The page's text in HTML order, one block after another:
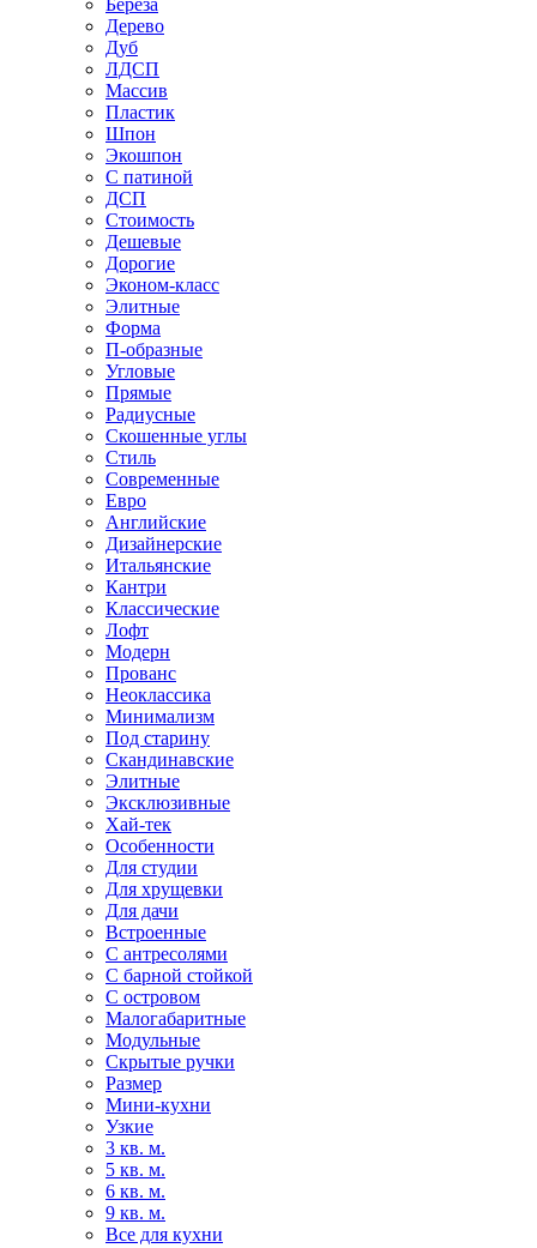
Береза
Дерево
Дуб
ЛДСП
Массив
Пластик
Шпон
Экошпон
С патиной
ДСП
Стоимость
Дешевые
Дорогие
Эконом-класс
Элитные
Форма
П-образные
Угловые
Прямые
Радиусные
Скошенные углы
Стиль
Современные
Евро
Английские
Дизайнерские
Итальянские
Кантри
Классические
Лофт
Модерн
Прованс
Неоклассика
Минимализм
Под старину
Скандинавские
Элитные
Эксклюзивные
Хай-тек
Особенности
Для студии
Для хрущевки
Для дачи
Встроенные
С антресолями
С барной стойкой
С островом
Малогабаритные
Модульные
Скрытые ручки
Размер
Мини-кухни
Узкие
3 кв. м.
5 кв. м.
6 кв. м.
9 кв. м.
Все для кухни